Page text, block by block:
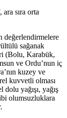
sıra orta
değerlendirmelere
sağanak
(Bolu, Karabük,
ve Ordu’nun iç
kuzey ve
kuvvetli olması
dolu yağışı, yağış
olumsuzluklara